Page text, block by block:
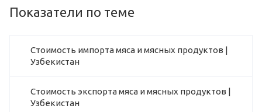
Показатели по теме
Стоимость импорта мяса и мясных продуктов |
Узбекистан
Стоимость экспорта мяса и мясных продуктов |
Узбекистан